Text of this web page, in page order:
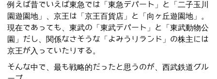
例えば昔でいえば東急では「東急デパート」と「二子玉川
園遊園地」、京王は「京王百貨店」と「向ヶ丘遊園地」。
現在であっても、東武の「東武デパート」と「東武動物公
園」だし、関係なさそうな「よみうりランド」の株主には
京王が入っていたりする。
そんな中で、最も戦略的だったと思うのが、西武鉄道グル